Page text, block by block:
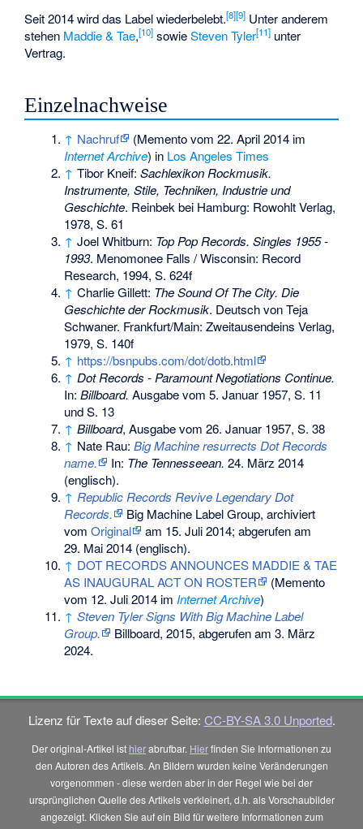
Seit 2014 wird das Label wiederbelebt.[8][9] Unter anderem
stehen Maddie & Tae,[10] sowieSteven Tyler[11] unter
Vertrag.
Einzelnachweise
↑ Nachruf (Mementovom 22. April 2014 im
Internet Archive) in Los Angeles Times
↑ Tibor Kneif:Sachlexikon Rockmusik.
Instrumente, Stile, Techniken, Industrie und
Geschichte. Reinbek bei Hamburg: Rowohlt Verlag,
1978, S. 61
↑ Joel Whitburn: Top Pop Records. Singles 1955 -
1993. Menomonee Falls / Wisconsin: Record
Research, 1994, S. 624f
↑ Charlie Gillett: The Sound Of The City. Die
Geschichte der Rockmusik. Deutsch von Teja
Schwaner. Frankfurt/Main: Zweitausendeins Verlag,
1979, S. 140f
↑ https://bsnpubs.com/dot/dotb.html
↑ Dot Records - Paramount Negotiations Continue.
In:Billboard. Ausgabe vom 5. Januar 1957, S. 11
und S. 13
↑ Billboard, Ausgabe vom 26. Januar 1957, S. 38
↑ Nate Rau:Big Machine resurrects Dot Records
name.
In: The Tennesseean. 24. März 2014
(englisch).
↑ Republic Records Revive Legendary Dot
Records.
Big Machine Label Group, archiviert
vomOriginal am 15. Juli 2014; abgerufen am
29. Mai 2014 (englisch).
↑ DOT RECORDS ANNOUNCES MADDIE & TAE
AS INAUGURAL ACT ON ROSTER
(Memento
vom 12. Juli 2014 imInternet Archive)
↑ Steven Tyler Signs With Big Machine Label
Group.
Billboard, 2015, abgerufen am 3. März
2024.
Lizenz für Texte auf dieser Seite: CC-BY-SA 3.0 Unported.
Der original-Artikel ist hierabrufbar. Hierfinden Sie Informationen zu
den Autoren des Artikels. An Bildern wurden keine Veränderungen
vorgenommen - diese werden aber in der Regel wie bei der
ursprünglichen Quelle des Artikels verkleinert, d.h. als Vorschaubilder
angezeigt. Klicken Sie auf ein Bild für weitere Informationen zum